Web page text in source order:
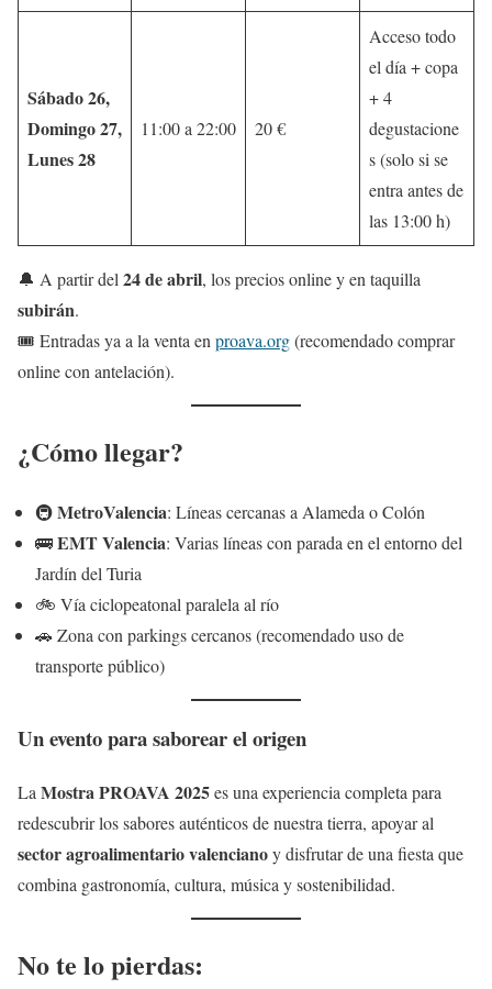
Sábado 26,
Domingo 27,
Lunes 28
11:00 a 22:00 20 €
Acceso todo
el día + copa
+ 4
degustacione
s (solo si se
entra antes de
las 13:00 h)
🔔 A partir del 24 de abril, los precios online y en taquilla
subirán.
🎟 Entradas ya a la venta en proava.org(recomendado comprar
online con antelación).
¿Cómo llegar?
🚇MetroValencia: Líneas cercanas a Alameda o Colón
🚌EMT Valencia: Varias líneas con parada en el entorno del
Jardín del Turia
🚲 Vía ciclopeatonal paralela al río
🚗 Zona con parkings cercanos (recomendado uso de
transporte público)
Un evento para saborear el origen
La Mostra PROAVA 2025es una experiencia completa para
redescubrir los sabores auténticos de nuestra tierra, apoyar al
sector agroalimentario valencianoy disfrutar de una fiesta que
combina gastronomía, cultura, música y sostenibilidad.
No te lo pierdas: